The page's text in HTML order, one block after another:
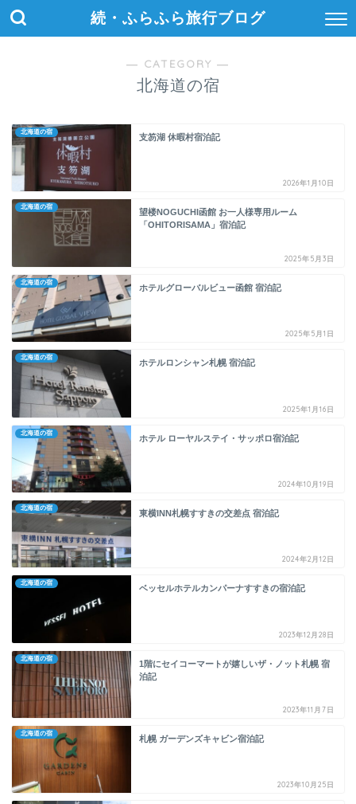
続・ふらふら旅行ブログ
― CATEGORY ―
北海道の宿
北海道の宿
支笏湖 休暇村宿泊記
2026年1月10日
北海道の宿
望楼NOGUCHI函館 お一人様専用ルーム
「OHITORISAMA」宿泊記
2025年5月3日
北海道の宿
ホテルグローバルビュー函館 宿泊記
2025年5月1日
北海道の宿
ホテルロンシャン札幌 宿泊記
2025年1月16日
北海道の宿
ホテル ローヤルステイ・サッポロ宿泊記
2024年10月19日
北海道の宿
東横INN札幌すすきの交差点 宿泊記
2024年2月12日
北海道の宿
ベッセルホテルカンパーナすすきの宿泊記
2023年12月28日
北海道の宿
1階にセイコーマートが嬉しいザ・ノット札幌 宿
泊記
2023年11月7日
北海道の宿
札幌 ガーデンズキャビン宿泊記
2023年10月25日